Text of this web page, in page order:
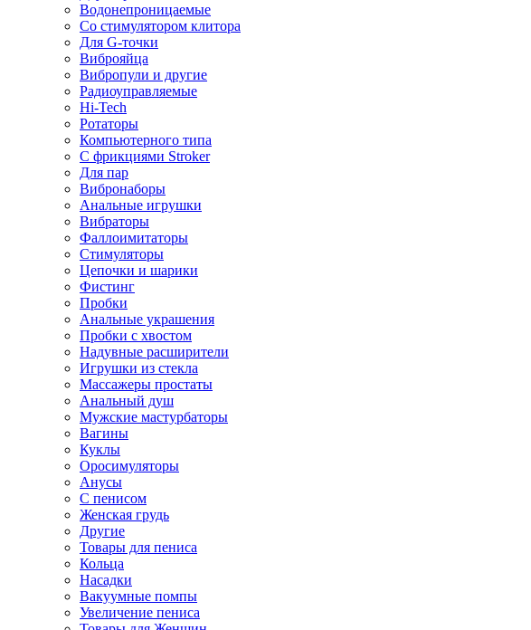
Водонепроницаемые
Со стимулятором клитора
Для G-точки
Виброяйца
Вибропули и другие
Радиоуправляемые
Hi-Tech
Ротаторы
Компьютерного типа
С фрикциями Stroker
Для пар
Вибронаборы
Анальные игрушки
Вибраторы
Фаллоимитаторы
Стимуляторы
Цепочки и шарики
Фистинг
Пробки
Анальные украшения
Пробки с хвостом
Надувные расширители
Игрушки из стекла
Массажеры простаты
Анальный душ
Мужские мастурбаторы
Вагины
Куклы
Оросимуляторы
Анусы
С пенисом
Женская грудь
Другие
Товары для пениса
Кольца
Насадки
Вакуумные помпы
Увеличение пениса